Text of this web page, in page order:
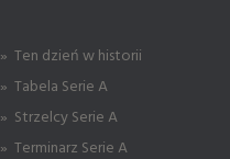
» Ten dzień w historii
» Tabela Serie A
» Strzelcy Serie A
» Terminarz Serie A